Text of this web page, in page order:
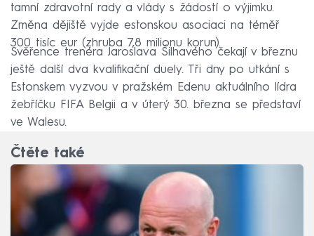
tamní zdravotní rady a vlády s žádostí o výjimku.
Změna dějiště vyjde estonskou asociaci na téměř
300 tisíc eur (zhruba 7,8 milionu korun).
Svěřence trenéra Jaroslava Šilhavého čekají v březnu
ještě další dva kvalifikační duely. Tři dny po utkání s
Estonskem vyzvou v pražském Edenu aktuálního lídra
žebříčku FIFA Belgii a v úterý 30. března se představí
ve Walesu.
Čtěte také